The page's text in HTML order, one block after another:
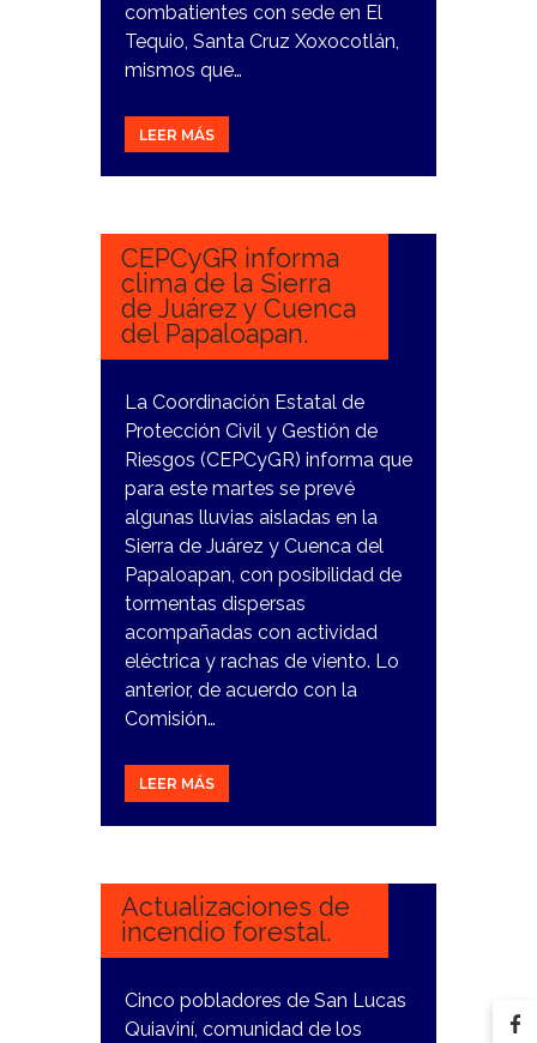
combatientes con sede en El
Tequio, Santa Cruz Xoxocotlán,
mismos que…
LEER MÁS
26
CEPCyGR informa
clima de la Sierra
de Juárez y Cuenca
del Papaloapan.
La Coordinación Estatal de
Protección Civil y Gestión de
Riesgos (CEPCyGR) informa que
para este martes se prevé
algunas lluvias aisladas en la
Sierra de Juárez y Cuenca del
Papaloapan, con posibilidad de
tormentas dispersas
acompañadas con actividad
eléctrica y rachas de viento. Lo
anterior, de acuerdo con la
Comisión…
LEER MÁS
1
Actualizaciones de
incendio forestal.
Cinco pobladores de San Lucas
Quiaviní, comunidad de los